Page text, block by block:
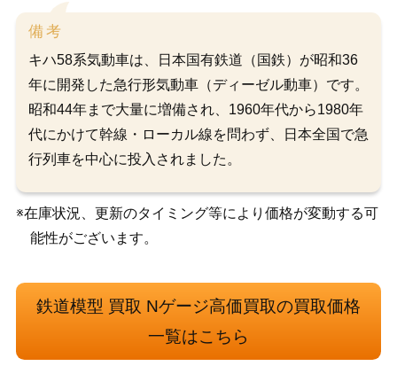
備考
キハ58系気動車は、日本国有鉄道（国鉄）が昭和36
年に開発した急行形気動車（ディーゼル動車）です。
昭和44年まで大量に増備され、1960年代から1980年
代にかけて幹線・ローカル線を問わず、日本全国で急
行列車を中心に投入されました。
※在庫状況、更新のタイミング等により価格が変動する可
能性がございます。
鉄道模型 買取 Nゲージ高価買取の買取価格
一覧はこちら